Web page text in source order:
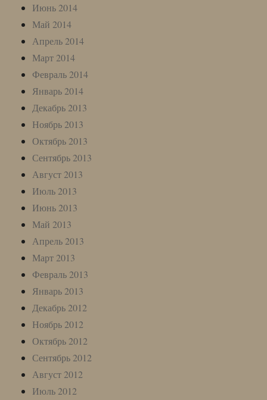
Июнь 2014
Май 2014
Апрель 2014
Март 2014
Февраль 2014
Январь 2014
Декабрь 2013
Ноябрь 2013
Октябрь 2013
Сентябрь 2013
Август 2013
Июль 2013
Июнь 2013
Май 2013
Апрель 2013
Март 2013
Февраль 2013
Январь 2013
Декабрь 2012
Ноябрь 2012
Октябрь 2012
Сентябрь 2012
Август 2012
Июль 2012